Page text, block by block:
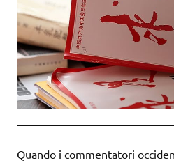
Quando i commentatori